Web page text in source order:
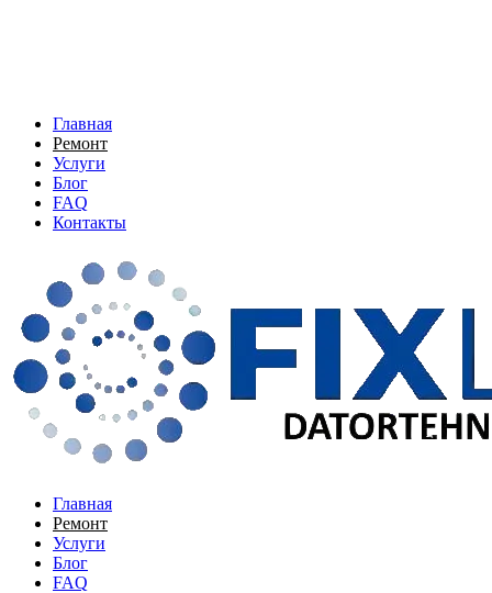
Главная
Ремонт
Услуги
Блог
FAQ
Контакты
Главная
Ремонт
Услуги
Блог
FAQ